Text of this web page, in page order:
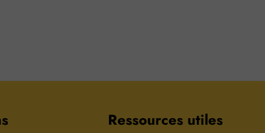
Ressources utiles